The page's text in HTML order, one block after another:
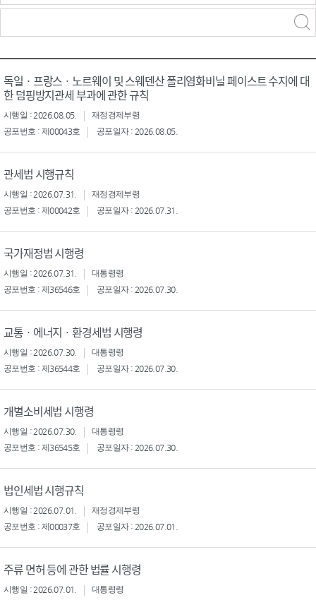
독일ㆍ프랑스ㆍ노르웨이 및 스웨덴산 폴리염화비닐 페이스트 수지에 대
한 덤핑방지관세 부과에 관한 규칙
시행일 : 2026.08.05.
재정경제부령
공포번호 : 제00043호
공포일자 : 2026.08.05.
관세법 시행규칙
시행일 : 2026.07.31.
재정경제부령
공포번호 : 제00042호
공포일자 : 2026.07.31.
국가재정법 시행령
시행일 : 2026.07.31.
대통령령
공포번호 : 제36546호
공포일자 : 2026.07.30.
교통ㆍ에너지ㆍ환경세법 시행령
시행일 : 2026.07.30.
대통령령
공포번호 : 제36544호
공포일자 : 2026.07.30.
개별소비세법 시행령
시행일 : 2026.07.30.
대통령령
공포번호 : 제36545호
공포일자 : 2026.07.30.
법인세법 시행규칙
시행일 : 2026.07.01.
재정경제부령
공포번호 : 제00037호
공포일자 : 2026.07.01.
주류 면허 등에 관한 법률 시행령
시행일 : 2026.07.01.
대통령령